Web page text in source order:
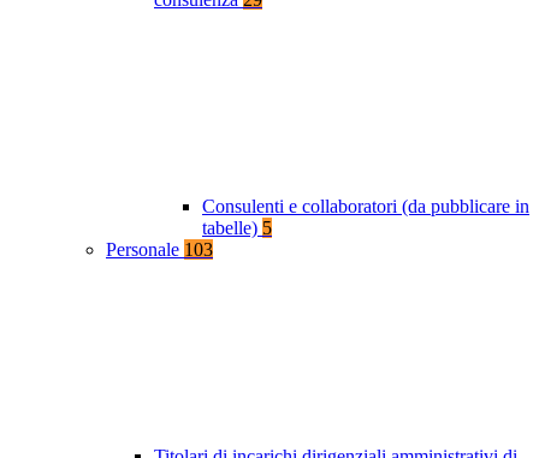
Consulenti e collaboratori (da pubblicare in
tabelle) 5
Personale 103